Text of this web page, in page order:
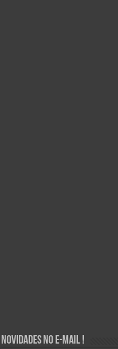
Novidades no E-mail !